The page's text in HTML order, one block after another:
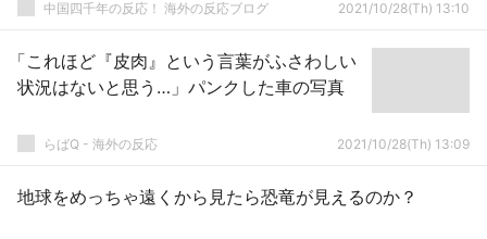
中国四千年の反応！ 海外の反応ブログ 2021/10/28(Th) 13:10
「これほど『皮肉』という言葉がふさわしい
状況はないと思う…」パンクした車の写真
らばQ - 海外の反応 2021/10/28(Th) 13:09
地球をめっちゃ遠くから見たら恐竜が見えるのか？